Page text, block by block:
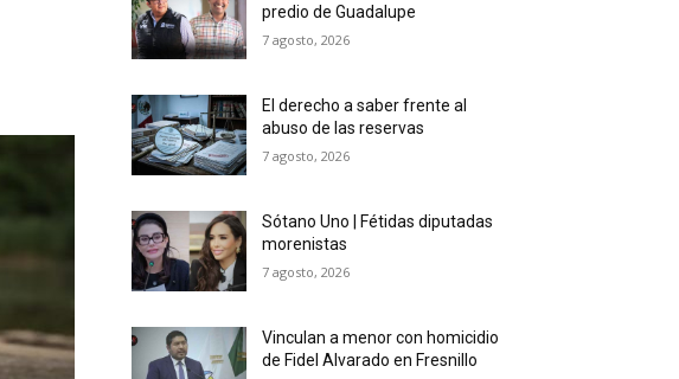
predio de Guadalupe
7 agosto, 2026
El derecho a saber frente al
abuso de las reservas
7 agosto, 2026
Sótano Uno | Fétidas diputadas
morenistas
7 agosto, 2026
Vinculan a menor con homicidio
de Fidel Alvarado en Fresnillo